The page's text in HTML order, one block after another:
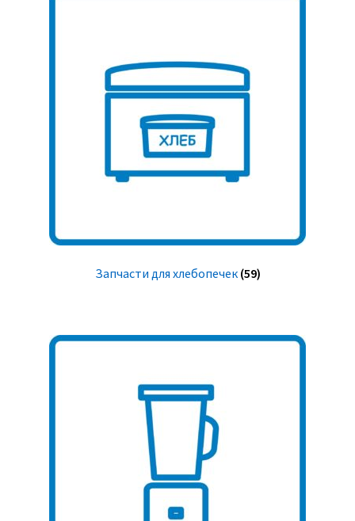
Запчасти для хлебопечек (59)